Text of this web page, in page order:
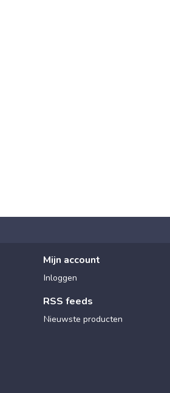
Mijn account
Inloggen
RSS feeds
Nieuwste producten